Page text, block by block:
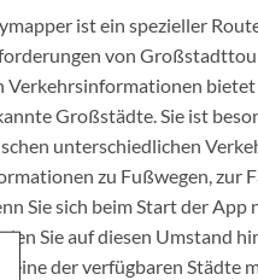
ist ein spezieller
von
Verkehrsinformationen
Großstädte. Sie ist
unterschiedlichen
zu Fußwegen, zur
Sie sich beim Start der
Sie auf diesen Umstand
eine der verfügbaren Städte